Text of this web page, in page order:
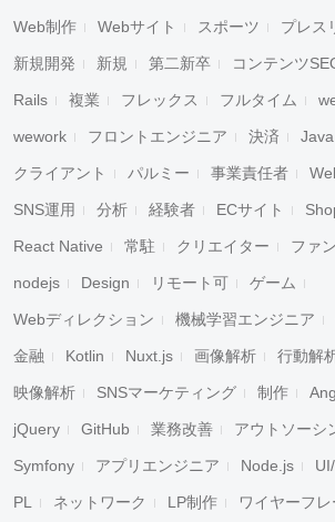
Web制作 Webサイト スポーツ プレス
新規開発 新規 第二新卒 コンテンツ
Rails 複業 フレックス フルタイム
wework フロントエンジニア 決済 Java
クライアント パルミー 事業責任者
SNS運用 分析 経験者 ECサイト
React Native 常駐 クリエイター ファン
nodejs Design リモート可 ゲーム
Webディレクション 機械学習エンジニア
金融 Kotlin Nuxt.js 画像解析 行動解
映像解析 SNSマーケティング 制作
jQuery GitHub 業務改善 アウトソーシ
Symfony アプリエンジニア Node.js
PL ネットワーク LP制作 ワイヤーフレ